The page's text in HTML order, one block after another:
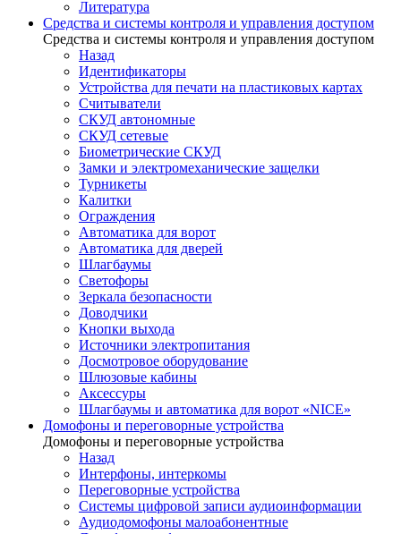
Литература
Средства и системы контроля и управления доступом
Средства и системы контроля и управления доступом
Назад
Идентификаторы
Устройства для печати на пластиковых картах
Считыватели
СКУД автономные
СКУД сетевые
Биометрические СКУД
Замки и электромеханические защелки
Турникеты
Калитки
Ограждения
Автоматика для ворот
Автоматика для дверей
Шлагбаумы
Светофоры
Зеркала безопасности
Доводчики
Кнопки выхода
Источники электропитания
Досмотровое оборудование
Шлюзовые кабины
Аксессуры
Шлагбаумы и автоматика для ворот «NICE»
Домофоны и переговорные устройства
Домофоны и переговорные устройства
Назад
Интерфоны, интеркомы
Переговорные устройства
Системы цифровой записи аудиоинформации
Аудиодомофоны малоабонентные